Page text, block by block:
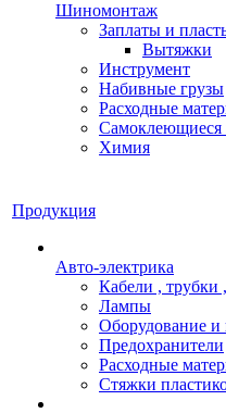
Шиномонтаж
Заплаты и
Вытяжки
Инструмент
Набивные грузы
Расходные
Самоклеющиеся
Химия
Продукция
Авто-электрика
Кабели , трубки
Лампы
Оборудование и
Предохранители
Расходные
Стяжки